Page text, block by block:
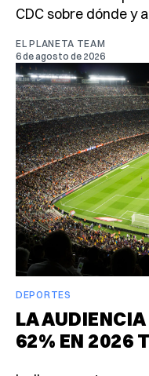
CDC sobre dónde y
EL PLANETA TEAM
6 de agosto de 2026
DEPORTES
LA
62% EN 2026